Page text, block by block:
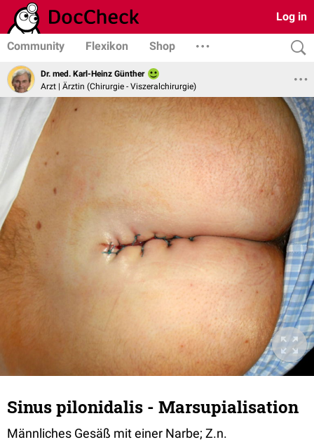
Log in
Community Flexikon Shop
Dr. med. Karl-Heinz Günther
Arzt | Ärztin (Chirurgie - Viszeralchirurgie)
Sinus pilonidalis - Marsupialisation
Männliches Gesäß mit einer Narbe; Z.n.